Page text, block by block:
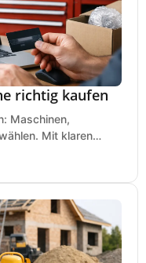
richtig kaufen
Maschinen,
Mit klaren